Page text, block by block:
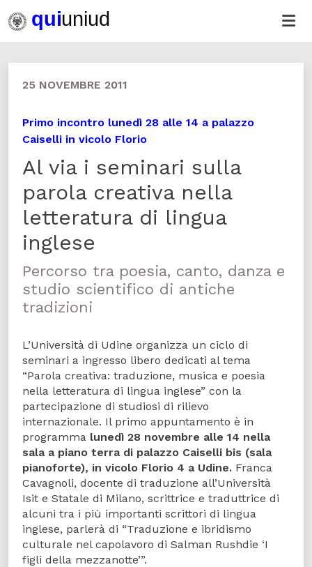
25 NOVEMBRE 2011
Primo incontro lunedì 28 alle 14 a palazzo
Caiselli in vicolo Florio
Al via i seminari sulla
parola creativa nella
letteratura di lingua
inglese
Percorso tra poesia, canto, danza e
studio scientifico di antiche
tradizioni
L’Università di Udine organizza un ciclo di
seminari a ingresso libero dedicati al tema
“Parola creativa: traduzione, musica e poesia
nella letteratura di lingua inglese” con la
partecipazione di studiosi di rilievo
internazionale. Il primo appuntamento è in
programma lunedì 28 novembre alle 14 nella
sala a piano terra di palazzo Caiselli bis (sala
pianoforte), in vicolo Florio 4 a Udine. Franca
Cavagnoli, docente di traduzione all’Università
Isit e Statale di Milano, scrittrice e traduttrice di
alcuni tra i più importanti scrittori di lingua
inglese, parlerà di “Traduzione e ibridismo
culturale nel capolavoro di Salman Rushdie ‘I
figli della mezzanotte’”.